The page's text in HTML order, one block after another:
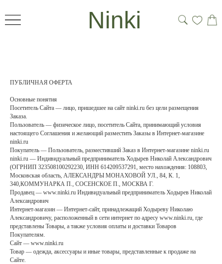
Ninki
ПУБЛИЧНАЯ ОФЕРТА
Основные понятия
Посетитель Сайта — лицо, пришедшее на сайт ninki.ru без цели размещения
Заказа.
Пользователь — физическое лицо, посетитель Сайта, принимающий условия
настоящего Соглашения и желающий разместить Заказы в Интернет-магазине
ninki.ru
Покупатель — Пользователь, разместивший Заказ в Интернет-магазине ninki.ru
ninki.ru — Индивидуальный предприниматель Ходырев Николай Александрович
(ОГРНИП 323508100292230, ИНН 614209537291, место нахождения: 108803,
Московская область, АЛЕКСАНДРЫ МОНАХОВОЙ УЛ., 84, К. 1,
340,КОММУНАРКА П., СОСЕНСКОЕ П., МОСКВА Г.
Продавец — www.ninki.ru Индивидуальный предприниматель Ходырев Николай
Александрович
Интернет-магазин — Интернет-сайт, принадлежащий Ходыреву Николаю
Александровичу, расположенный в сети интернет по адресу www.ninki.ru, где
представлены Товары, а также условия оплаты и доставки Товаров
Покупателям.
Сайт — www.ninki.ru
Товар — одежда, аксессуары и иные товары, представленные к продаже на
Сайте.